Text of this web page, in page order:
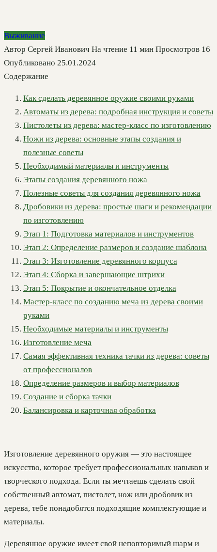
Выживание
Автор Сергей Иванович На чтение 11 мин Просмотров 16
Опубликовано 25.01.2024
Содержание
Как сделать деревянное оружие своими руками
Автоматы из дерева: подробная инструкция и советы
Пистолеты из дерева: мастер-класс по изготовлению
Ножи из дерева: основные этапы создания и
полезные советы
Необходимый материалы и инструменты
Этапы создания деревянного ножа
Полезные советы для создания деревянного ножа
Дробовики из дерева: простые шаги и рекомендации
по изготовлению
Этап 1: Подготовка материалов и инструментов
Этап 2: Определение размеров и создание шаблона
Этап 3: Изготовление деревянного корпуса
Этап 4: Сборка и завершающие штрихи
Этап 5: Покрытие и окончательное отделка
Мастер-класс по созданию меча из дерева своими
руками
Необходимые материалы и инструменты
Изготовление меча
Самая эффективная техника тачки из дерева: советы
от профессионалов
Определение размеров и выбор материалов
Создание и сборка тачки
Балансировка и карточная обработка
Изготовление деревянного оружия — это настоящее
искусство, которое требует профессиональных навыков и
творческого подхода. Если ты мечтаешь сделать свой
собственный автомат, пистолет, нож или дробовик из
дерева, тебе понадобятся подходящие комплектующие и
материалы.
Деревянное оружие имеет свой неповторимый шарм и